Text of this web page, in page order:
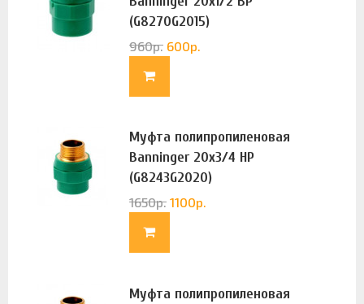
(G8270G2015)
960р. 600р.
Муфта полипропиленовая
Banninger 20х3/4 НР
(G8243G2020)
1650р. 1100р.
Муфта полипропиленовая